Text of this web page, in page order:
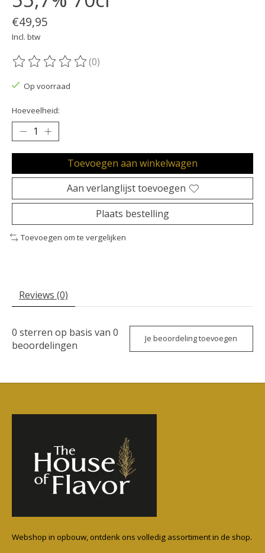
€49,95
Incl. btw
De beoordeling van dit product is
(0)
Op voorraad
Hoeveelheid:
Toevoegen aan winkelwagen
Aan verlanglijst toevoegen
Plaats bestelling
Toevoegen om te vergelijken
Reviews (0)
0 sterren op basis van 0
beoordelingen
Je beoordeling toevoegen
Webshop in opbouw, ontdenk ons volledig assortiment in de shop.